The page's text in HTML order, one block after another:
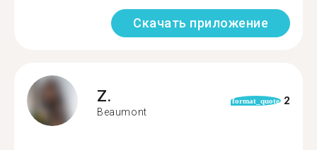
Скачать приложение
Z.
Beaumont
format_quote 2